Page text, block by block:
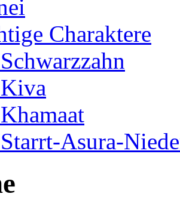
Charaktere
Schwarzzahn
Kiva
Khamaat
Starrt-Asura-